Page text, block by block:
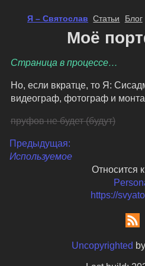
Я – Святослав Статьи Блог
Моё
Страница в процессе…
Но, если вкратце, то Я:
видеограф, фотограф и
пруфов не будет (будут)
Предыдущая:
Используемое
Относится
https://
Uncopyrighted